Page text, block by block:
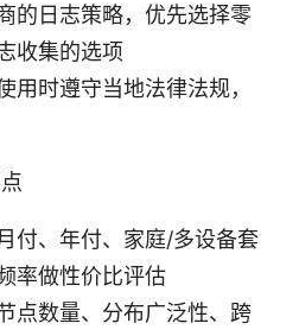
的日志策略，优先选择零
收集的选项
用时遵守当地法律法规，
付、年付、家庭/多设备套
率做性价比评估
点数量、分布广泛性、跨